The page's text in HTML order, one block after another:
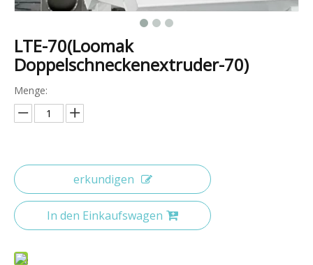
LTE-70(Loomak
Doppelschneckenextruder-70)
Menge:
erkundigen
In den Einkaufswagen